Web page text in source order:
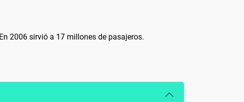
2006 sirvió a 17 millones de pasajeros.